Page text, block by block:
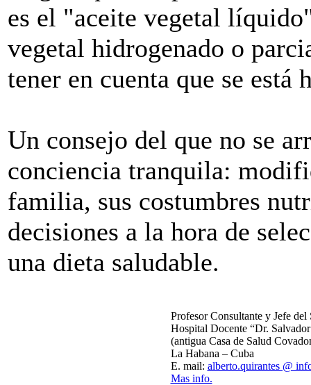
es el "aceite vegetal
vegetal hidrogenado o
tener en cuenta que se está
Un consejo del que no se
conciencia tranquila:
familia, sus costumbres
decisiones a la hora de
una dieta saludable.
Profesor Consultante y Jefe
Hospital Docente “Dr.
(antigua Casa de Salud
La Habana – Cuba
E. mail: alberto.quirantes @
Mas info.